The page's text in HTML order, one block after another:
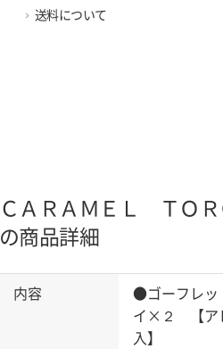
送料について
ＣＡＲＡＭＥＬ ＴＯ
の商品詳細
内容
●ゴーフレッ
イ×２ 【ア
入】